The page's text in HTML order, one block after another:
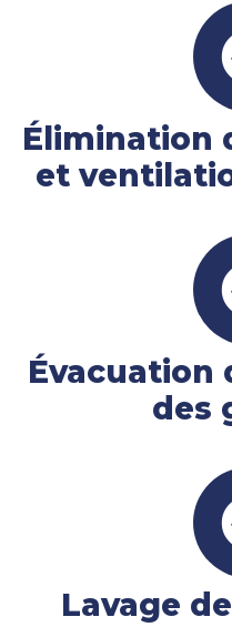
Élimination
et
Évacuation
des
Lavage